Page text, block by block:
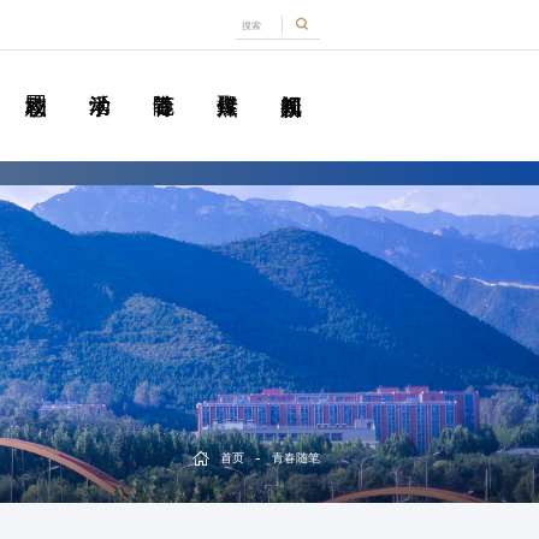
首页 - 青春随笔